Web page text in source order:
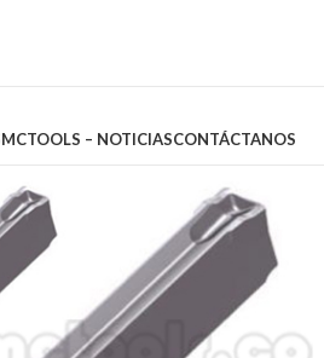
MCTOOLS – NOTICIASCONTÁCTANOS